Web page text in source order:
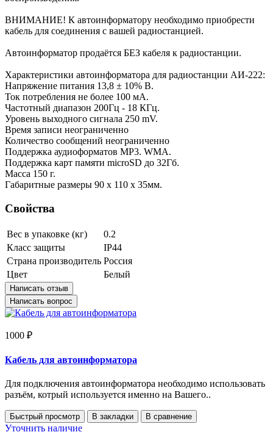
ВНИМАНИЕ! К автоинформатору необходимо приобрести
кабель для соединения с вашей радиостанцией.
Автоинформатор продаётся БЕЗ кабеля к радиостанции.
Характеристики автоинформатора для радиостанции АИ-222:
Напряжение питания 13,8 ± 10% В.
Ток потребления не более 100 мА.
Частотный диапазон 200Гц - 18 КГц.
Уровень выходного сигнала 250 mV.
Время записи неограниченно
Количество сообщений неограниченно
Поддержка аудиоформатов MP3. WMA.
Поддержка карт памяти microSD до 32Гб.
Масса 150 г.
Габаритные размеры 90 х 110 х 35мм.
Свойства
Вес в упаковке (кг)
0.2
Класс защиты
IP44
Страна производитель Россия
Цвет
Белый
Написать отзыв
Написать вопрос
1000 ₽
Кабель для автоинформатора
Для подключения автоинформатора необходимо использовать
разъём, котрый используется именно на Вашего..
Быстрый просмотр В закладки В сравнение
Уточнить наличие